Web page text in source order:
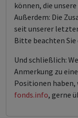
können, die
Außerdem: Die
seit unserer
Bitte beachten
Und schließlich:
Anmerkung zu
Positionen haben,
fonds.info, gerne